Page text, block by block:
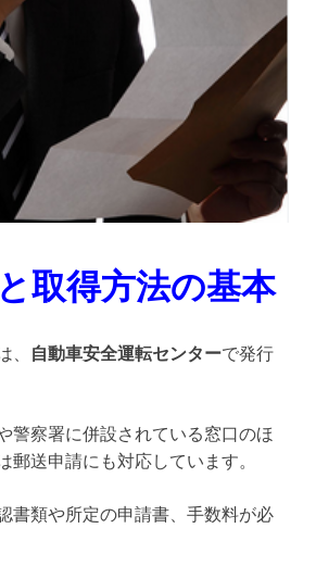
取得方法の基本
、 自動車安全運転センターで発行
警察署に併設されている窓口のほ
郵送申請にも対応しています。
書類や所定の申請書、手数料が必